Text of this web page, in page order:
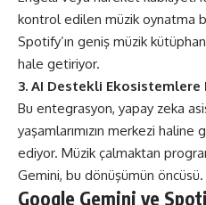
kontrol edilen müzik oynatma
Spotify’ın geniş müzik
hale getiriyor​​.
3. AI Destekli Ekosistemlere
Bu entegrasyon, yapay zeka
yaşamlarımızın merkezi
ediyor. Müzik çalmaktan
Gemini, bu dönüşümün öncüsü​​.
Google Gemini ve